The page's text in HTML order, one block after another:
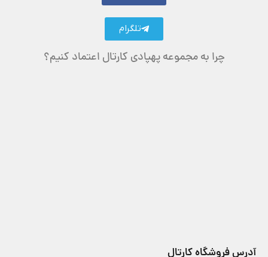
تلگرام
چرا به مجموعه پهپادی کارتال اعتماد کنیم؟
آدرس فروشگاه کارتال